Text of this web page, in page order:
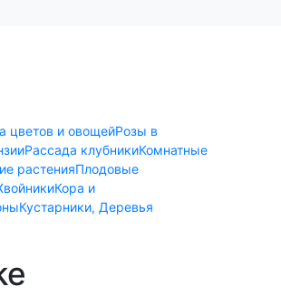
цветов и овощейРозы в
Рассада клубникиКомнатные
растенияПлодовые
Кора и
Кустарники, Деревья